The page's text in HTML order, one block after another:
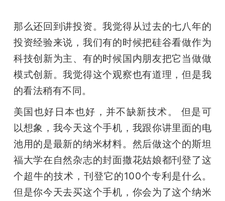
那么还回到讲投资。我觉得从过去的七八年的
投资经验来说，我们有的时候把硅谷看做作为
科技创新为主、有的时候国内朋友把它当做做
模式创新。我觉得这个观察也有道理，但是我
的看法稍有不同。
美国也好日本也好，并不缺新技术。 但是可
以想象，我今天这个手机，我跟你讲里面的电
池用的是最新的纳米材料。然后做这个的斯坦
福大学在自然杂志的封面撒花姑娘都刊登了这
个超牛的技术，刊登它的100个专利是什么。
但是你今天去买这个手机，你会为了这个纳米